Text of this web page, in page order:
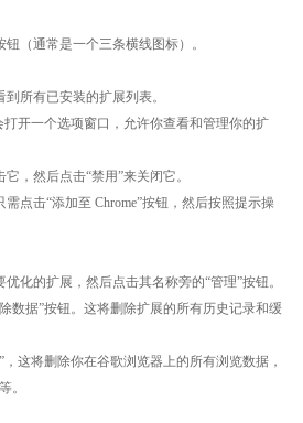
（通常是一个三条横线图标）。
所有已安装的扩展列表。
打开一个选项窗口，允许你查看和管理你的扩
，然后点击“禁用”来关闭它。
点击“添加至 Chrome”按钮，然后按照提示操
化的扩展，然后点击其名称旁的“管理”按钮。
数据”按钮。这将删除扩展的所有历史记录和缓
这将删除你在谷歌浏览器上的所有浏览数据，
。